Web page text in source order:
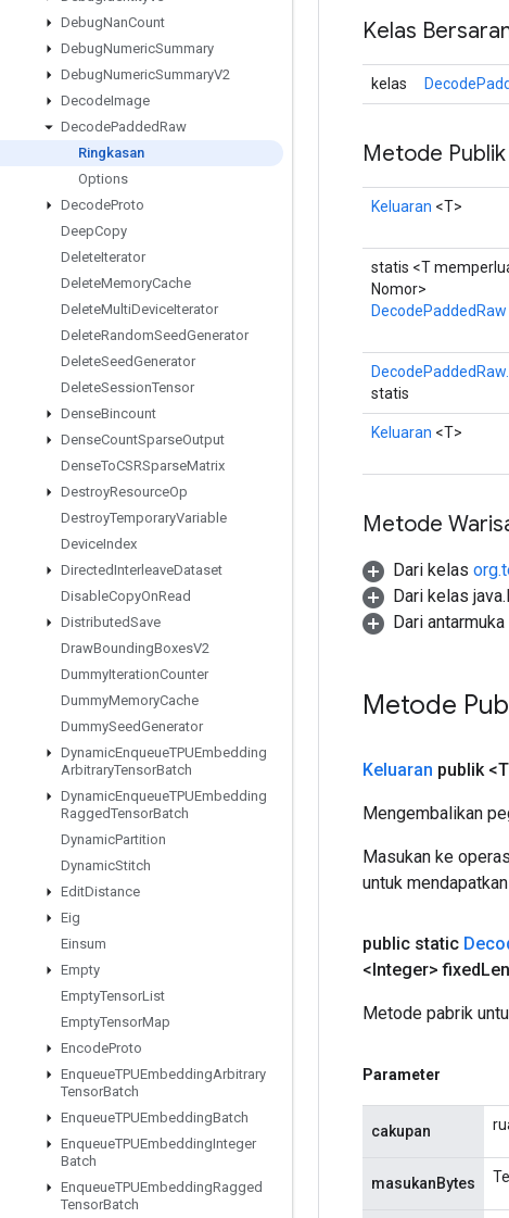
DebugNanCount
DebugNumericSummary
DebugNumericSummaryV2
DecodeImage
DecodePaddedRaw
Ringkasan
Options
DecodeProto
DeepCopy
DeleteIterator
DeleteMemoryCache
DeleteMultiDeviceIterator
DeleteRandomSeedGenerator
DeleteSeedGenerator
DeleteSessionTensor
DenseBincount
DenseCountSparseOutput
DenseToCSRSparseMatrix
DestroyResourceOp
DestroyTemporaryVariable
DeviceIndex
DirectedInterleaveDataset
DisableCopyOnRead
DistributedSave
DrawBoundingBoxesV2
DummyIterationCounter
DummyMemoryCache
DummySeedGenerator
DynamicEnqueueTPUEmbedding
ArbitraryTensorBatch
DynamicEnqueueTPUEmbedding
RaggedTensorBatch
DynamicPartition
DynamicStitch
EditDistance
Eig
Einsum
Empty
EmptyTensorList
EmptyTensorMap
EncodeProto
EnqueueTPUEmbeddingArbitrary
TensorBatch
EnqueueTPUEmbeddingBatch
EnqueueTPUEmbeddingInteger
Batch
EnqueueTPUEmbeddingRagged
TensorBatch
Kelas
kelas
Metode Publik
Keluaran <T>
statis <T
Nomor>
DecodePaddedRaw
statis
Keluaran <T>
Metode
Dari kelas
Dari kelas
Dari antarmuka
Metode
Keluaran publik
Mengembalikan
Masukan ke
untuk
public static
<Integer> fixed
Metode pabrik
Parameter
cakupan
masukanBytes